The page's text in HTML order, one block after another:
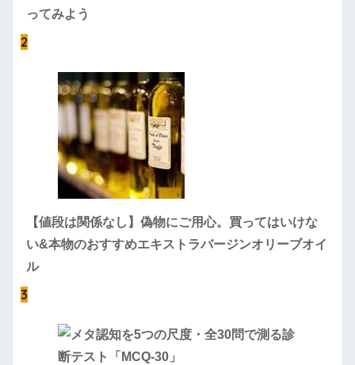
ってみよう
2
【値段は関係なし】偽物にご用心。買ってはいけな
い&本物のおすすめエキストラバージンオリーブオイ
ル
3